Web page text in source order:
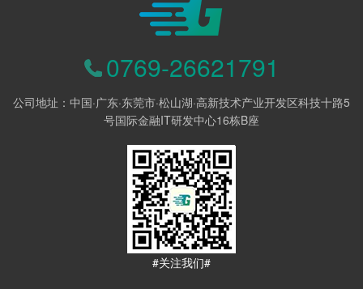
0769-26621791
公司地址：中国·广东·东莞市·松山湖·高新技术产业开发区科技十路5
号国际金融IT研发中心16栋B座
#关注我们#